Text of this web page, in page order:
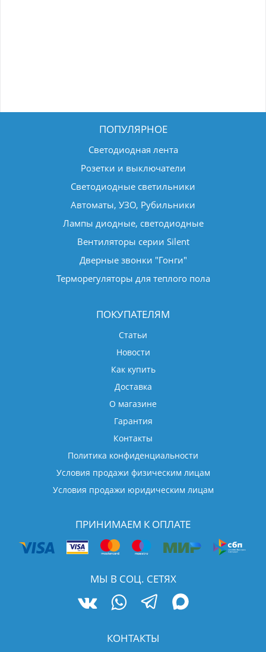
ПОПУЛЯРНОЕ
Светодиодная лента
Розетки и выключатели
Светодиодные светильники
Автоматы, УЗО, Рубильники
Лампы диодные, светодиодные
Вентиляторы серии Silent
Дверные звонки "Гонги"
Терморегуляторы для теплого пола
ПОКУПАТЕЛЯМ
Статьи
Новости
Как купить
Доставка
О магазине
Гарантия
Контакты
Политика конфиденциальности
Условия продажи физическим лицам
Условия продажи юридическим лицам
ПРИНИМАЕМ К ОПЛАТЕ
МЫ В СОЦ. СЕТЯХ
КОНТАКТЫ